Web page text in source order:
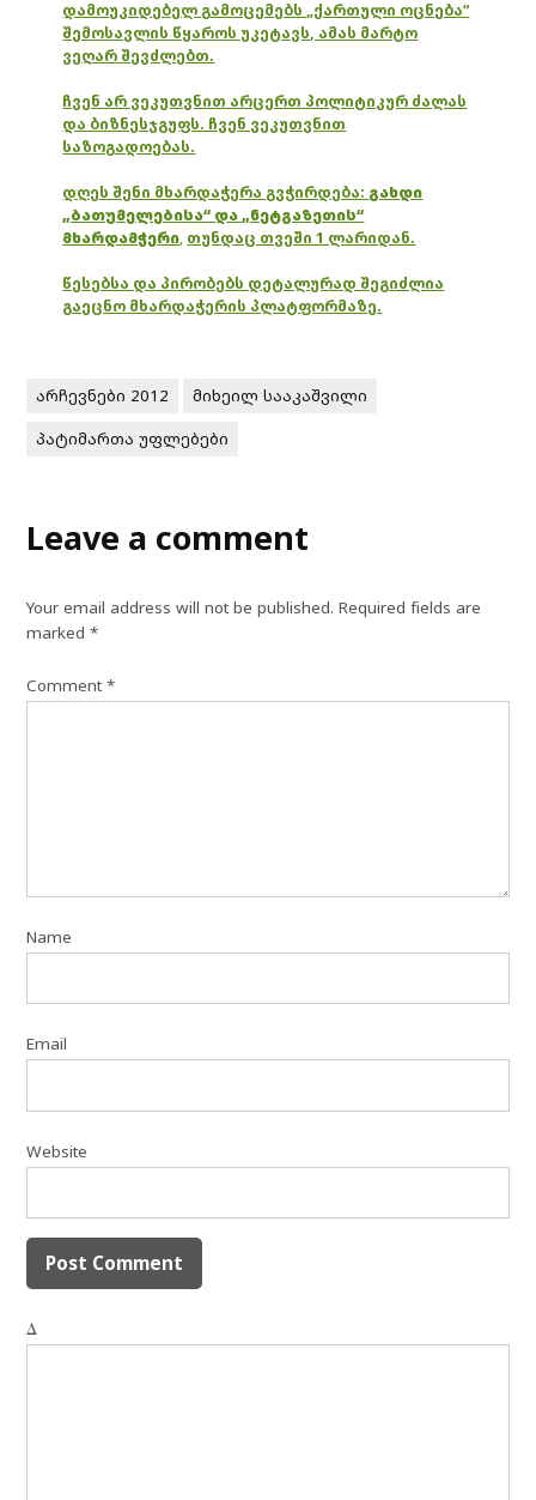
დამოუკიდებელ გამოცემებს „ქართული ოცნება“
შემოსავლის წყაროს უკეტავს, ამას მარტო
ვეღარ შევძლებთ.
ჩვენ არ ვეკუთვნით არცერთ პოლიტიკურ ძალას
და ბიზნესჯგუფს. ჩვენ ვეკუთვნით
საზოგადოებას.
დღეს შენი მხარდაჭერა გვჭირდება: გახდი
„ბათუმელებისა“ და „ნეტგაზეთის“
მხარდამჭერი, თუნდაც თვეში 1 ლარიდან.
წესებსა და პირობებს დეტალურად შეგიძლია
გაეცნო მხარდაჭერის პლატფორმაზე.
არჩევნები 2012
მიხეილ სააკაშვილი
პატიმართა უფლებები
Leave a comment
Your email address will not be published. Required fields are
marked*
Comment*
Name
Email
Website
Δ